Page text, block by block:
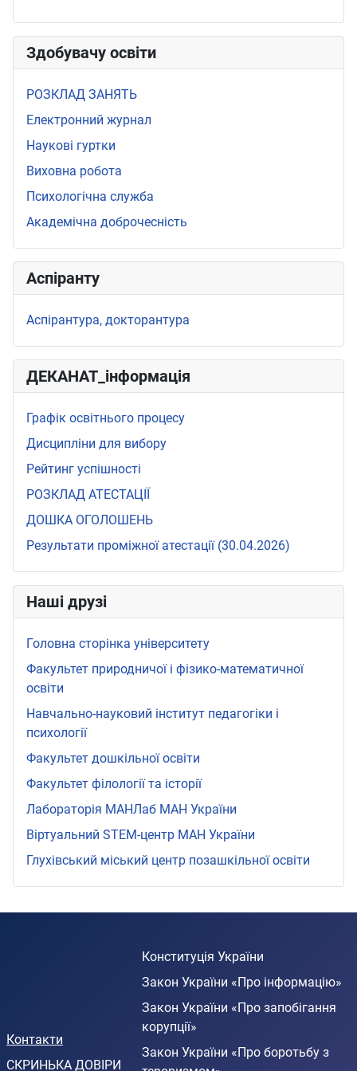
Здобувачу освіти
РОЗКЛАД ЗАНЯТЬ
Електронний журнал
Наукові гуртки
Виховна робота
Психологічна служба
Академічна доброчесність
Аспіранту
Аспірантура, докторантура
ДЕКАНАТ_інформація
Графік освітнього процесу
Дисципліни для вибору
Рейтинг успішності
РОЗКЛАД АТЕСТАЦІЇ
ДОШКА ОГОЛОШЕНЬ
Результати проміжної атестації (30.04.2026)
Наші друзі
Головна сторінка університету
Факультет природничої і фізико-математичної
освіти
Навчально-науковий інститут педагогіки і
психології
Факультет дошкільної освіти
Факультет філології та історії
Лабораторія МАНЛаб МАН України
Віртуальний STEМ-центр МАН України
Глухівський міський центр позашкільної освіти
Контакти
СКРИНЬКА ДОВІРИ
Конституція України
Закон України «Про інформацію»
Закон України «Про запобігання
корупції»
Закон України «Про боротьбу з